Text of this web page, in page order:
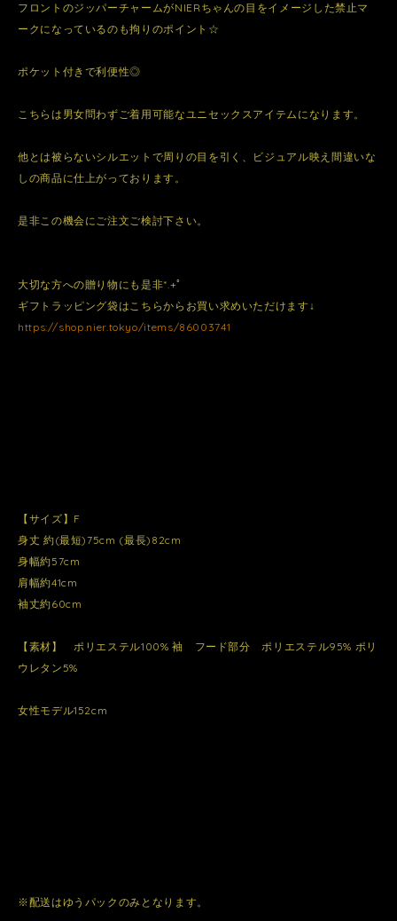
フロントのジッパーチャームがNIERちゃんの目をイメージした禁止マ
ークになっているのも拘りのポイント☆
ポケット付きで利便性◎
こちらは男女問わずご着用可能なユニセックスアイテムになります。
他とは被らないシルエットで周りの目を引く、ビジュアル映え間違いな
しの商品に仕上がっております。
是非この機会にご注文ご検討下さい。
大切な方への贈り物にも是非*.+ﾟ
ギフトラッピング袋はこちらからお買い求めいただけます↓
https://shop.nier.tokyo/items/86003741
【サイズ】F
身丈 約(最短)75cm (最長)82cm
身幅約57cm
肩幅約41cm
袖丈約60cm
【素材】 ポリエステル100% 袖 フード部分 ポリエステル95% ポリ
ウレタン5%
女性モデル152cm
※配送はゆうパックのみとなります。